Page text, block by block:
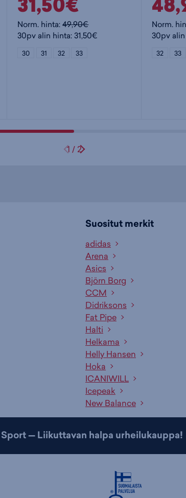
Norm. hinta:49,90€
30pv alin hinta: 31,50€
30 31 32 33
Norm.
30pv
32 33
1 / 2
Suositut merkit
adidas
Arena
Asics
Björn Borg
CCM
Didriksons
Fat Pipe
Halti
Helkama
Helly Hansen
Hoka
ICANIWILL
Icepeak
New Balance
— Liikuttavan halpa urheilukauppa!